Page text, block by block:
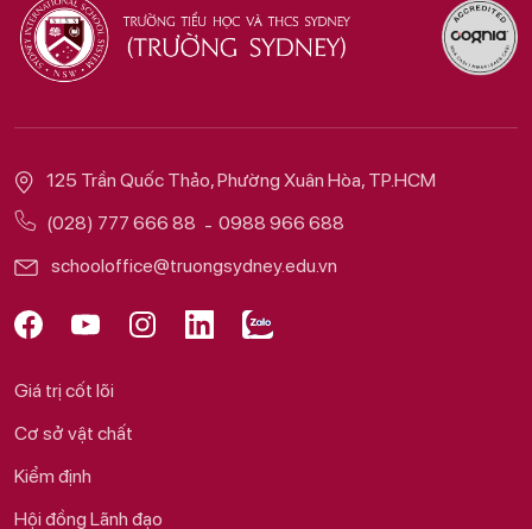
125 Trần Quốc Thảo, Phường Xuân Hòa, TP.HCM
(028) 777 666 88
0988 966 688
schooloffice@truongsydney.edu.vn
Giá trị cốt lõi
Cơ sở vật chất
Kiểm định
Hội đồng Lãnh đạo